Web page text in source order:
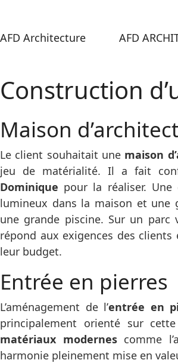
AFD Architecture AFD
Construction
Maison
Le client souhaitait une maison
jeu de matérialité. Il a fait
Dominique pour la réaliser.
lumineux dans la maison et une
une grande piscine. Sur un parc
répond aux exigences des
leur budget.
Entrée en pierres
L’aménagement de l’entrée en
principalement orienté sur
matériaux modernescomme
harmonie pleinement mise en